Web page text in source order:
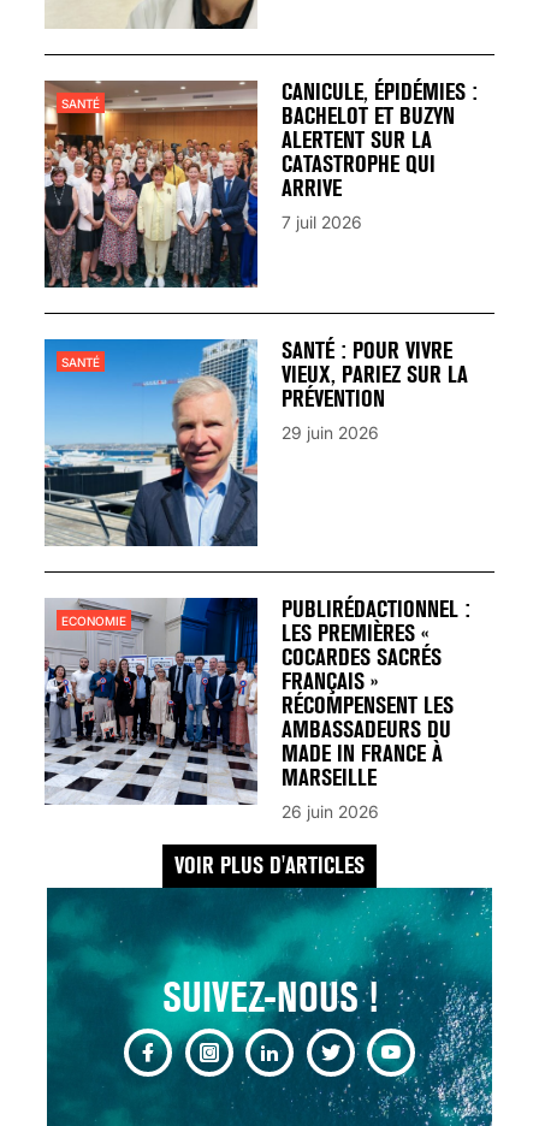
CANICULE, ÉPIDÉMIES :
BACHELOT ET BUZYN
ALERTENT SUR LA
CATASTROPHE QUI
ARRIVE
SANTÉ
7 juil 2026
SANTÉ : POUR VIVRE
VIEUX, PARIEZ SUR LA
PRÉVENTION
SANTÉ
29 juin 2026
PUBLIRÉDACTIONNEL :
LES PREMIÈRES «
COCARDES SACRÉS
FRANÇAIS »
RÉCOMPENSENT LES
AMBASSADEURS DU
MADE IN FRANCE À
MARSEILLE
ECONOMIE
26 juin 2026
VOIR PLUS D'ARTICLES
SUIVEZ-NOUS !
30 mai 2023
SCANNER, IRM, RADIO,
POUR TOUTES LES
MALADIES
18 juil 2022
INSUFFISANCE
CARDIAQUE : LES
SIGNAUX D’ALERTE
AVANT… LA MORT